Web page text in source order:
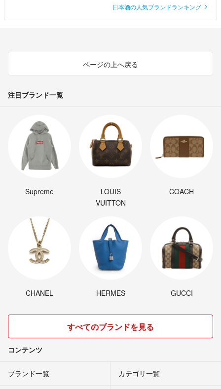
日本酒の人気ブランドランキング
ページの上へ戻る
注目ブランド一覧
Supreme
LOUIS
VUITTON
COACH
CHANEL HERMES GUCCI
すべてのブランドを見る
コンテンツ
ブランド一覧 カテゴリ一覧